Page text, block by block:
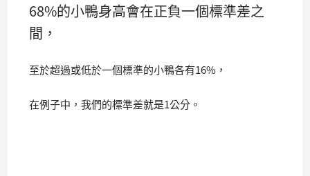
68%的小鴨身高會在正負一個標準差之
間，
至於超過或低於一個標準的小鴨各有16%，
在例子中，我們的標準差就是1公分。